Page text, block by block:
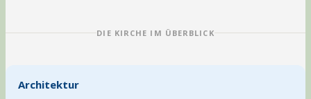
DIE KIRCHE IM ÜBERBLICK
Architektur